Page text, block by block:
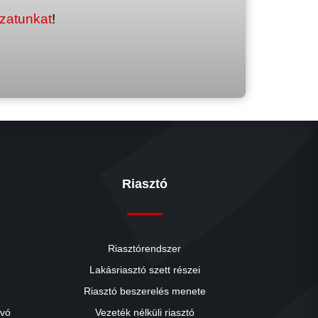
!
Riasztó
Riasztórendszer
Lakásriasztó szett részei
Riasztó beszerelés menete
Vezeték nélküli riasztó